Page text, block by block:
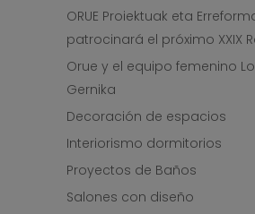
ORUE Proiektuak eta
patrocinará el próximo XXIX
Orue y el equipo femenino
Gernika
Decoración de espacios
Interiorismo dormitorios
Proyectos de Baños
Salones con diseño